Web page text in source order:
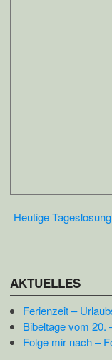
Heutige Tageslosung
AKTUELLES
Ferienzeit –
Bibeltage vom 20.
Folge mir nach –